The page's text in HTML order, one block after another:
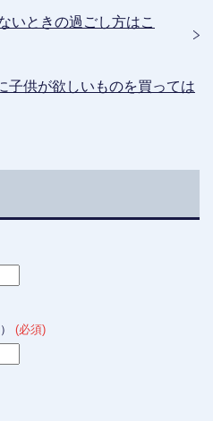
いときの過ごし方はこ
子供が欲しいものを買っては
(必須)